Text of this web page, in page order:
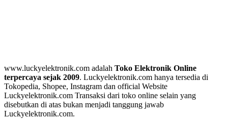
www.luckyelektronik.com adalah Toko Elektronik Online
terpercaya sejak 2009. Luckyelektronik.com hanya tersedia di
Tokopedia, Shopee, Instagram dan official Website
Luckyelektronik.com Transaksi dari toko online selain yang
disebutkan di atas bukan menjadi tanggung jawab
Luckyelektronik.com.